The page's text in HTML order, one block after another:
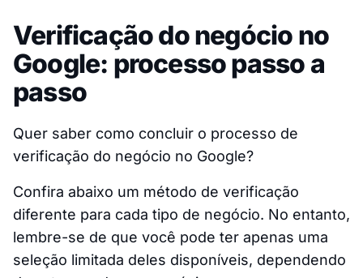
Verificação do negócio no
Google: processo passo a
passo
Quer saber como concluir o processo de
verificação do negócio no Google?
Confira abaixo um método de verificação
diferente para cada tipo de negócio. No entanto,
lembre-se de que você pode ter apenas uma
seleção limitada deles disponíveis, dependendo